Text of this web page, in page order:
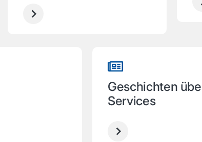
Geschichten
Services